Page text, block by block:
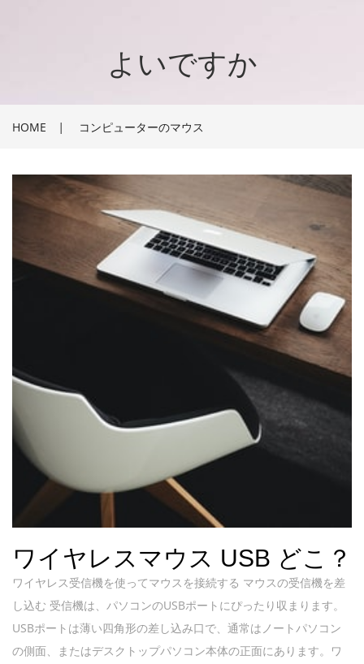
よいですか
HOME | コンピューターのマウス
ワイヤレスマウス USB どこ？
ワイヤレス受信機を使ってマウスを接続する マウスの受信機を差
し込む 受信機は、パソコンのUSBポートにぴったり収まります。
USBポートは薄い四角形の差し込み口で、通常はノートパソコン
の側面、またはデスクトップパソコン本体の正面にあります。ワ